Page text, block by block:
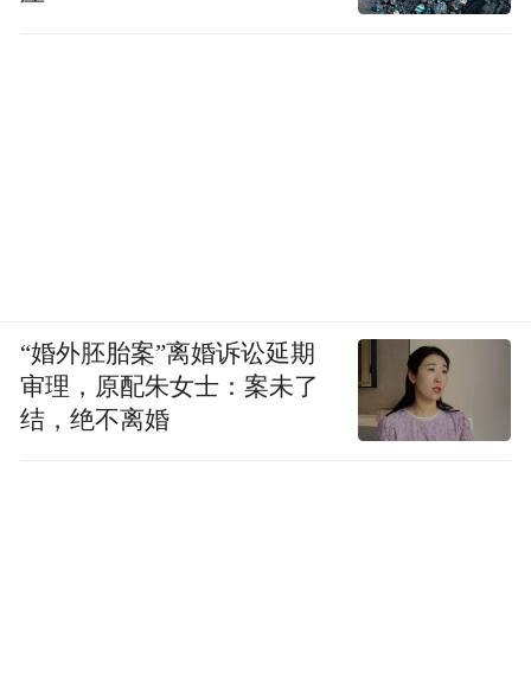
“婚外胚胎案”离婚诉讼延期
审理，原配朱女士：案未了
结，绝不离婚